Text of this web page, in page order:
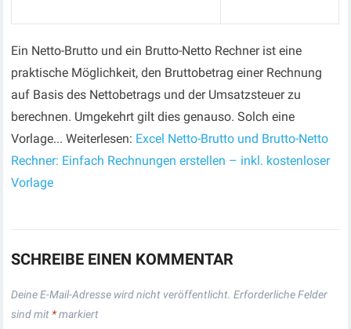
Ein Netto-Brutto und ein Brutto-Netto Rechner ist eine
praktische Möglichkeit, den Bruttobetrag einer Rechnung
auf Basis des Nettobetrags und der Umsatzsteuer zu
berechnen. Umgekehrt gilt dies genauso. Solch eine
Vorlage... Weiterlesen: Excel Netto-Brutto und Brutto-Netto
Rechner: Einfach Rechnungen erstellen – inkl. kostenloser
Vorlage
SCHREIBE EINEN KOMMENTAR
Deine E-Mail-Adresse wird nicht veröffentlicht. Erforderliche Felder
sind mit *markiert